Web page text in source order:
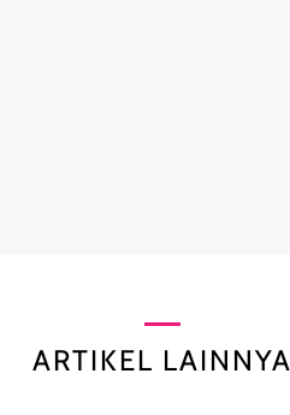
ARTIKEL LAINNYA